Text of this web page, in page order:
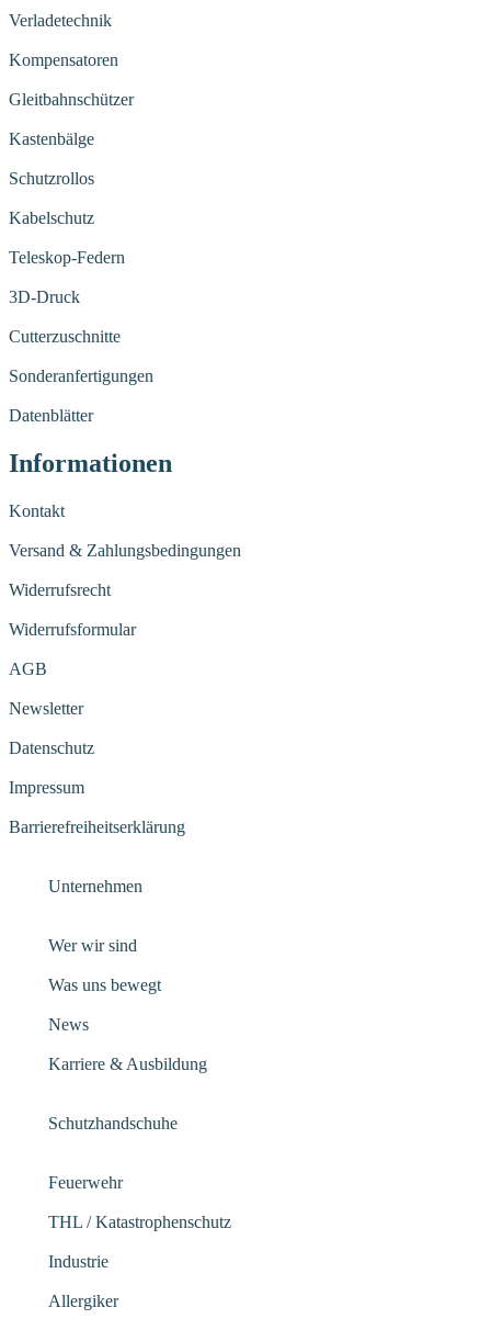
Verladetechnik
Kompensatoren
Gleitbahnschützer
Kastenbälge
Schutzrollos
Kabelschutz
Teleskop-Federn
3D-Druck
Cutterzuschnitte
Sonderanfertigungen
Datenblätter
Informationen
Kontakt
Versand & Zahlungsbedingungen
Widerrufsrecht
Widerrufsformular
AGB
Newsletter
Datenschutz
Impressum
Barrierefreiheitserklärung
Unternehmen
Wer wir sind
Was uns bewegt
News
Karriere & Ausbildung
Schutzhandschuhe
Feuerwehr
THL / Katastrophenschutz
Industrie
Allergiker